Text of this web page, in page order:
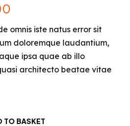
omnis iste natus error sit
doloremque laudantium,
ipsa quae ab illo
architecto beatae vitae
TO BASKET